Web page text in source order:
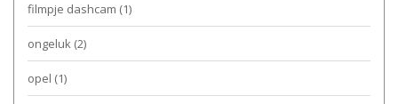
filmpje dashcam (1)
ongeluk (2)
opel (1)